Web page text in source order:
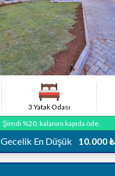
3 Yatak Odası
Şimdi %20, kalanını kapıda öde.
Gecelik En Düşük 10.000 ₺